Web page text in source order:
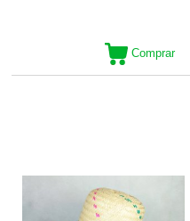
Comprar